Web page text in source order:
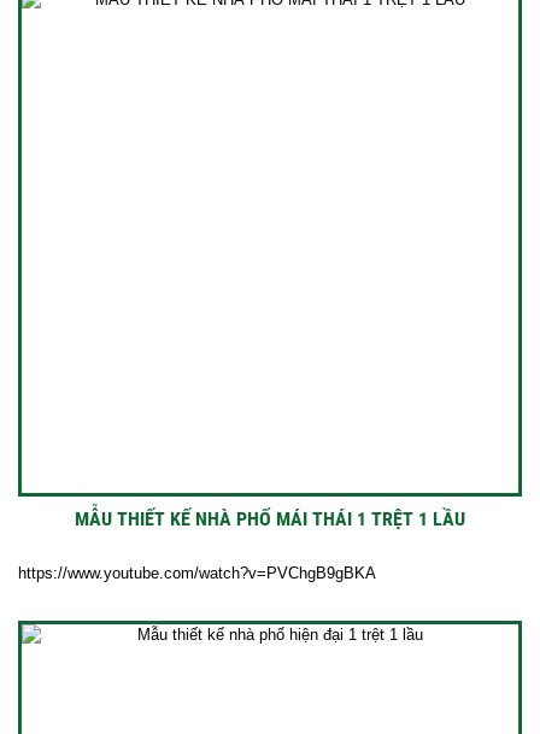
MẪU THIẾT KẾ NHÀ PHỐ MÁI THÁI 1 TRỆT 1 LẦU
https://www.youtube.com/watch?v=PVChgB9gBKA